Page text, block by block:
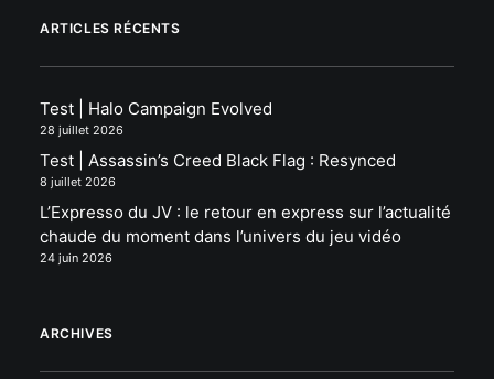
ARTICLES RÉCENTS
Test | Halo Campaign Evolved
28 juillet 2026
Test | Assassin’s Creed Black Flag : Resynced
8 juillet 2026
L’Expresso du JV : le retour en express sur l’actualité
chaude du moment dans l’univers du jeu vidéo
24 juin 2026
ARCHIVES